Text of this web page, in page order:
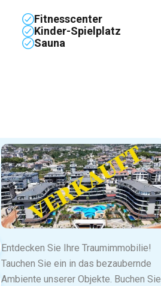
Fitnesscenter
Kinder-Spielplatz
Sauna
Entdecken Sie Ihre Traumimmobilie!
Tauchen Sie ein in das bezaubernde
Ambiente unserer Objekte. Buchen Sie